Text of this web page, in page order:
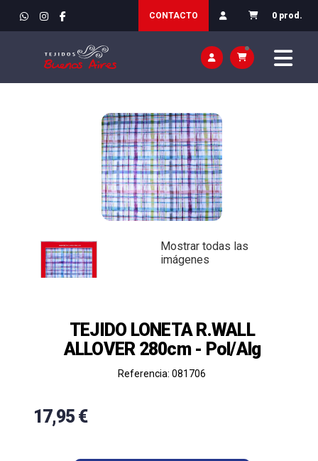
CONTACTO 0 prod.
Mostrar todas las
imágenes
TEJIDO LONETA R.WALL
ALLOVER 280cm - Pol/Alg
Referencia: 081706
17,95 €